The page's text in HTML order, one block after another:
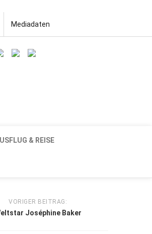
Mediadaten
& REISE
VORIGER BEITRAG:
Joséphine Baker